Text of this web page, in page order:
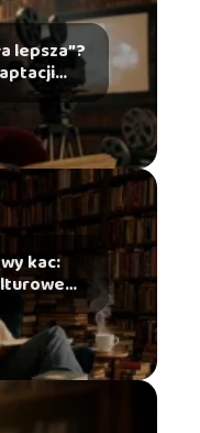
lepsza”?
kac: